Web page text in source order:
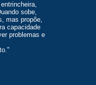
sobe,
mas propõe,
capacidade
problemas e